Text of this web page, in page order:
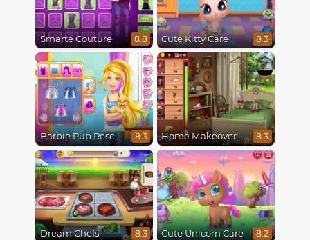
Smarte Couture 8.8 Cute Kitty Care 8.3
Barbie Pup Rescue 8.3 Home Makeover Hidden Object 8.3
Dream Chefs 8.3 Cute Unicorn Care 8.2